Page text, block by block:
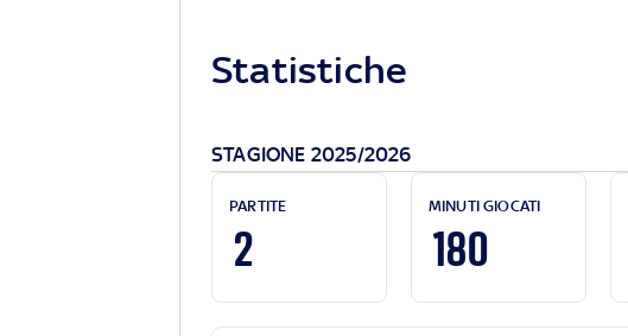
Statistiche
STAGIONE 2025/2026
PARTITE
2
MINUTI GIOCATI
180